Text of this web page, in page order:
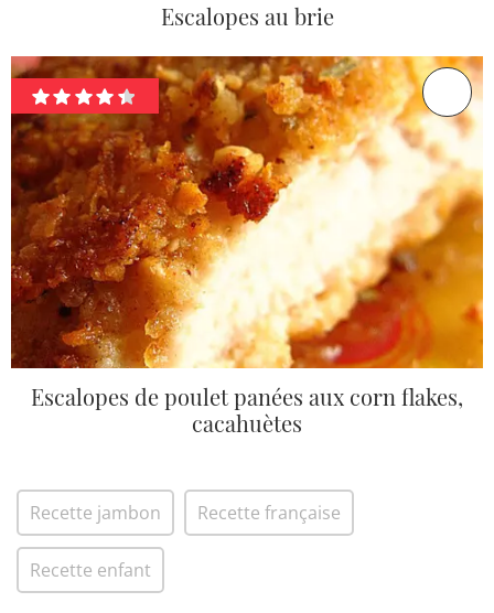
Escalopes au brie
Escalopes de poulet panées aux corn flakes,
cacahuètes
Recette jambon Recette française
Recette enfant